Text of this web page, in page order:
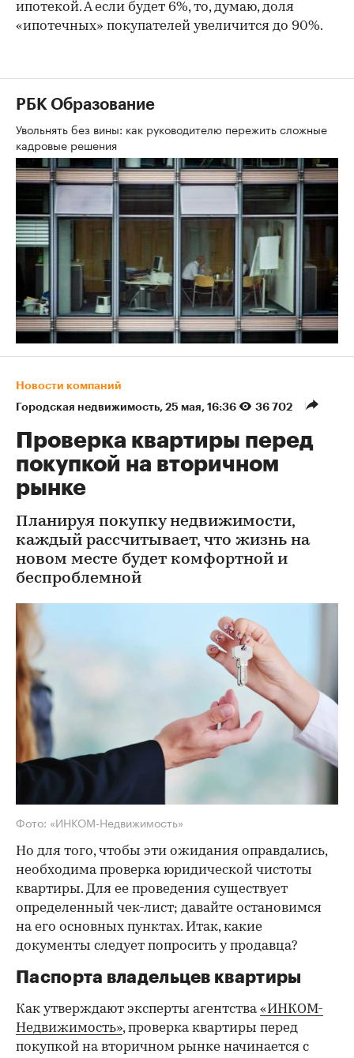
ипотекой. А если будет 6%, то, думаю, доля
«ипотечных» покупателей увеличится до 90%.
РБК Образование
Увольнять без вины: как руководителю пережить сложные
кадровые решения
Новости компаний
Городская недвижимость⁠, 25 мая, 16:36 36 702
Проверка квартиры перед
покупкой на вторичном
рынке
Планируя покупку недвижимости,
каждый рассчитывает, что жизнь на
новом месте будет комфортной и
беспроблемной
Фото: «ИНКОМ-Недвижимость»
Но для того, чтобы эти ожидания оправдались,
необходима проверка юридической чистоты
квартиры. Для ее проведения существует
определенный чек-лист; давайте остановимся
на его основных пунктах. Итак, какие
документы следует попросить у продавца?
Паспорта владельцев квартиры
Как утверждают эксперты агентства«ИНКОМ-
Недвижимость», проверка квартиры перед
покупкой на вторичном рынке начинается с